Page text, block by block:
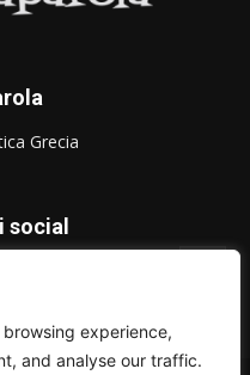
experience,
and analyse our traffic.
Grecia
social